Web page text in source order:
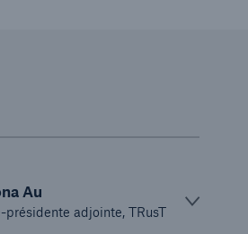
Au
présidente adjointe, TRusT